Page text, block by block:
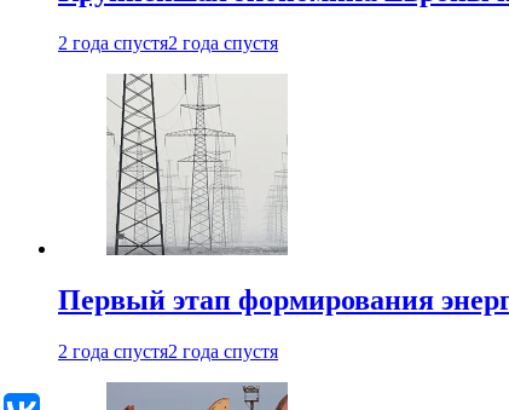
2 года спустя2 года спустя
Первый этап формирования
2 года спустя2 года спустя